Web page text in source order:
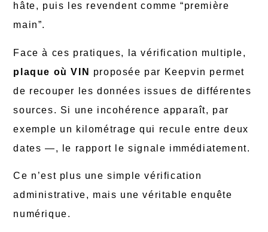
hâte, puis les revendent comme “première
main”.
Face à ces pratiques, la vérification multiple,
plaque où VIN
proposée par Keepvin permet
de recouper les données issues de différentes
sources. Si une incohérence apparaît, par
exemple un kilométrage qui recule entre deux
dates —, le rapport le signale immédiatement.
Ce n’est plus une simple vérification
administrative, mais une véritable enquête
numérique.